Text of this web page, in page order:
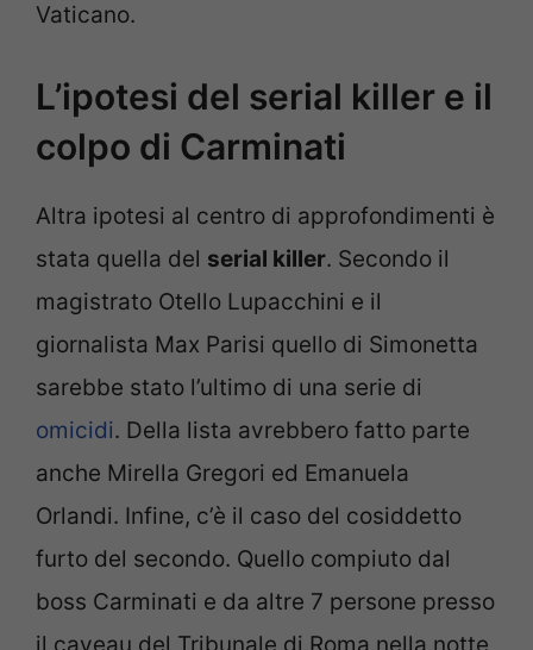
Vaticano.
L’ipotesi del serial killer e il
colpo di Carminati
Altra ipotesi al centro di approfondimenti è
stata quella del serial killer. Secondo il
magistrato Otello Lupacchini e il
giornalista Max Parisi quello di Simonetta
sarebbe stato l’ultimo di una serie di
omicidi. Della lista avrebbero fatto parte
anche Mirella Gregori ed Emanuela
Orlandi. Infine, c’è il caso del cosiddetto
furto del secondo. Quello compiuto dal
boss Carminati e da altre 7 persone presso
il caveau del Tribunale di Roma nella notte